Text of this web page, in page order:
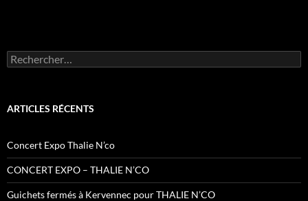
Rechercher :
ARTICLES RÉCENTS
Concert Expo Thalie N’co
CONCERT EXPO – THALIE N’CO
Guichets fermés à Kervennec pour THALIE N’CO